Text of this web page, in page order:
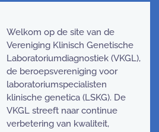
Welkom op de site van de
Vereniging Klinisch Genetische
Laboratoriumdiagnostiek (VKGL),
de beroepsvereniging voor
laboratoriumspecialisten
klinische genetica (LSKG). De
VKGL streeft naar continue
verbetering van kwaliteit,